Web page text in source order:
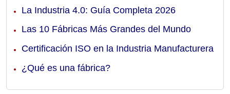
La Industria 4.0: Guía Completa 2026
Las 10 Fábricas Más Grandes del Mundo
Certificación ISO en la Industria Manufacturera
¿Qué es una fábrica?